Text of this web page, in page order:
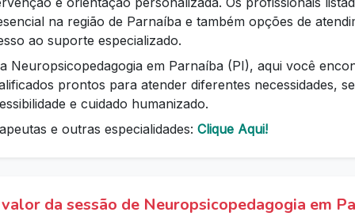
na região de Parnaíba e também opções de
ao suporte especializado.
Neuropsicopedagogia em Parnaíba (PI), aqui você
prontos para atender diferentes necessidades,
e cuidado humanizado.
e outras especialidades: Clique Aqui!
da sessão de Neuropsicopedagogia em